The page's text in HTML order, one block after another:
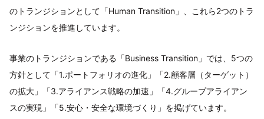
のトランジションとして「Human Transition」、これら2つのトラ
ンジションを推進しています。
事業のトランジションである「Business Transition」では、5つの
方針として「1.ポートフォリオの進化」「2.顧客層（ターゲット）
の拡大」「3.アライアンス戦略の加速」「4.グループアライアン
スの実現」「5.安心・安全な環境づくり」を掲げています。